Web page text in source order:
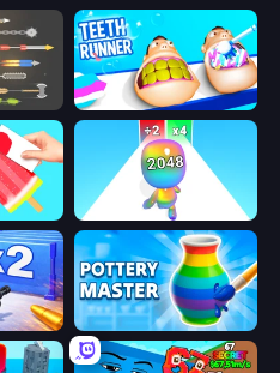
Teeth Runner
Man Runner 2048
Pottery Master